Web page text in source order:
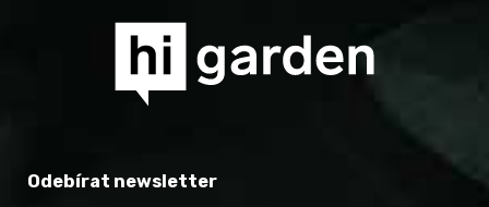
Odebírat newsletter